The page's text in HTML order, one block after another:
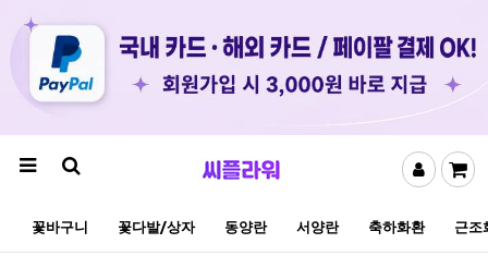
꽃바구니 꽃다발/상자 동양란 서양란 축하화환 근조